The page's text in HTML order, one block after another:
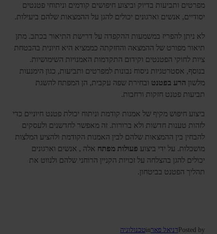
מפרטים ותביעות בדיוק וביצוע חיפושים קודמים וניתוחי פטנטים
יסודיים, אנשים וארגונים יכולים להגן על ההמצאות שלהם ביעילות.
לא ניתן להפריז במשמעות ההקפדה על דרישת התיאור בכתב. מתן
תיאור מפורט של ההמצאה והחזקתה כממציא היא חיונית בהבטחת
ציות לחוקי הפטנטים וקידום התקדמות האמנויות השימושיות.
בנוסף, אסטרטגיות ניסוח נבונות למפרטים ותביעות, כגון הימנעות
מלשון הרע בפטנט ובחירת שפה עקבית, הן המפתח להשגת
תביעות פטנט חזקות ורחבות.
ביצוע חיפוש מקיף של אמנות קודמת וניתוח יכולת פטנט חיוניים כדי
לזהות טענות חדשות ולא ברורות. זה מאפשר לחדשנים ולעסקים
להבחין בין ההמצאות שלהם לבין האמנות הקודמת ולהציע המלצות
מושכלות. על ידי ביצוע פעולות מפתח אלה , אנשים וארגונים
יכולים להגן בהצלחה על זכויות הקניין הרוחני שלהם ולנווט את
תהליך הפטנט בביטחון.
Posted by דניאל פארinטכנולוגיה